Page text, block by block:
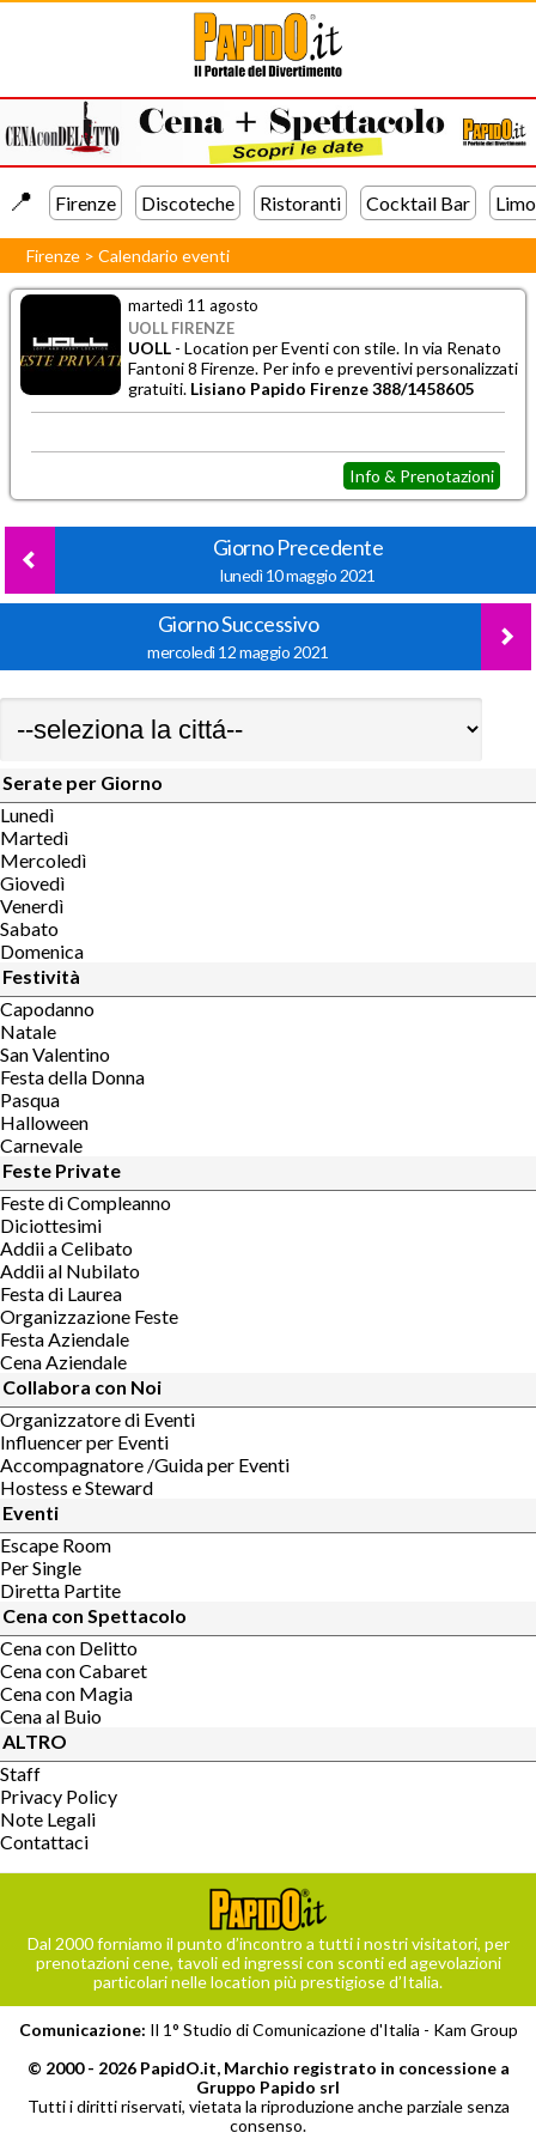
📍️ Firenze Discoteche Ristoranti Cocktail Bar
Firenze >Calendario eventi
martedì 11 agosto
UOLL FIRENZE
UOLL - Location perEventi con stile. In via Renato
Fantoni 8 Firenze. Per info e preventivi personalizzati
gratuiti. Lisiano Papido Firenze 388/1458605
Info & Prenotazioni
Giorno Precedente
lunedì 10 maggio 2021
Giorno Successivo
mercoledì 12 maggio 2021
Serate per Giorno
Lunedì
Martedì
Mercoledì
Giovedì
Venerdì
Sabato
Domenica
Festività
Capodanno
Natale
San Valentino
Festa della Donna
Pasqua
Halloween
Carnevale
Feste Private
Feste di Compleanno
Diciottesimi
Addii a Celibato
Addii al Nubilato
Festa di Laurea
Organizzazione Feste
Festa Aziendale
Cena Aziendale
Collabora con Noi
Organizzatore di Eventi
Influencer per Eventi
Accompagnatore /Guida per Eventi
Hostess e Steward
Eventi
Escape Room
Per Single
Diretta Partite
Cena con Spettacolo
Cena con Delitto
Cena con Cabaret
Cena con Magia
Cena al Buio
ALTRO
Staff
Privacy Policy
Note Legali
Contattaci
Dal 2000 forniamo il punto d’incontro a tutti i nostri visitatori, per
prenotazioni cene, tavoli ed ingressi con sconti ed agevolazioni
particolari nelle location più prestigiose d’Italia.
Comunicazione: Il 1° Studio di Comunicazione d'Italia - Kam Group
© 2000 - 2026 PapidO.it, Marchio registrato in concessione a
Gruppo Papido srl
Tutti i diritti riservati, vietata la riproduzione anche parziale senza
consenso.